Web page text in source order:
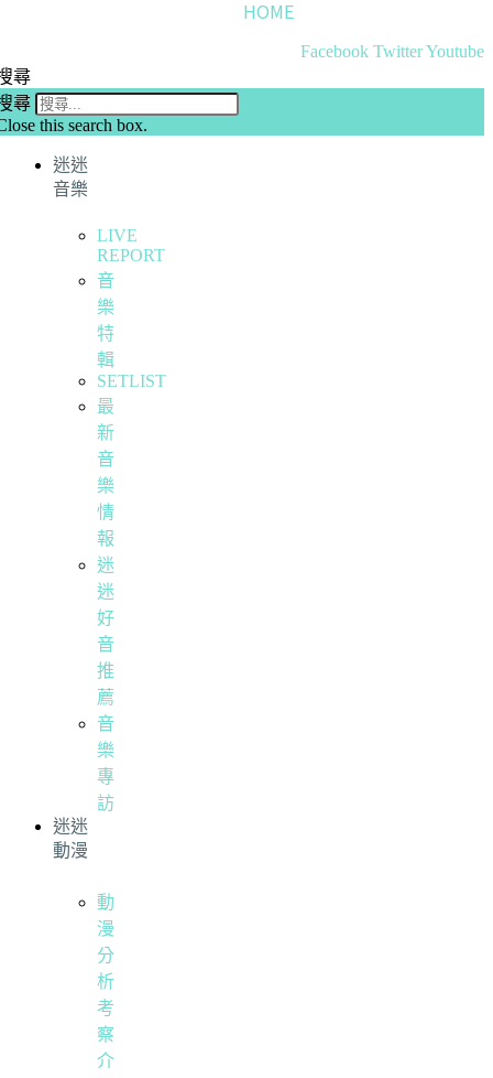
HOME
Facebook TwitterYoutube
尋
尋
this search box.
迷迷
音樂
LIVE
REPORT
音
樂
特
輯
SETLIST
最
新
音
樂
情
報
迷
迷
好
音
推
薦
音
樂
專
訪
迷迷
動漫
動
漫
分
析
考
察
介